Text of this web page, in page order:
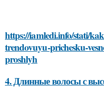
https://iamledi.info/stati/
trendovuyu-prichesku-
proshlyh
4. Длинные волосы с